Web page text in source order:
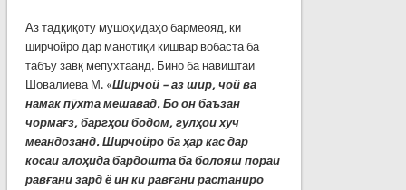
Аз тадқиқоту мушоҳидаҳо бармеояд, ки
ширчойро дар манотиқи кишвар вобаста ба
табъу завқ мепухтаанд. Бино ба навиштаи
Шовалиева М. «Ширчой – аз шир, чой ва
намак пӯхта мешавад. Бо он баъзан
чормағз, баргҳои бодом, гулҳои хуч
меандозанд. Ширчойро ба ҳар кас дар
косаи алоҳида бардошта ба болояш пораи
равғани зард ё ин ки равғани растаниро